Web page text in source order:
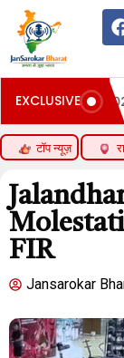
EXCLUSIVE
लागू होंगे
टॉप न्यूज़
FIR
Jansarokar